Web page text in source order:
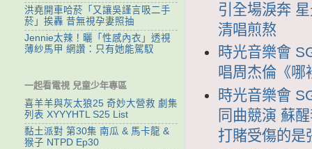
引全場淚奔
清唱煎熬
時光音樂會
唱周杰倫《哪
時光音樂會
同曲競演 蘇
打賭受傷的是
洪堯開車哈菸「又讓吳謹言吸二手
菸」挨轟 昔無視孕妻照抽
Jennie太辣！曬「性感內衣」透視
薄紗馬甲 網讚：只有她能駕馭
一起看電視 兒童少年專區
喜羊羊與灰太狼25 奇妙大營救 劇集
列表 XYYYHTL S25 List
黏土派對 第30集 南瓜 & 馬卡龍 &
猴子 NTPD Ep30